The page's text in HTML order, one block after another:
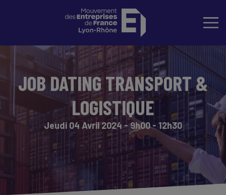
JOB DATING TRANSPORT &
LOGISTIQUE
Jeudi 04 Avril 2024 - 9h00 - 12h30